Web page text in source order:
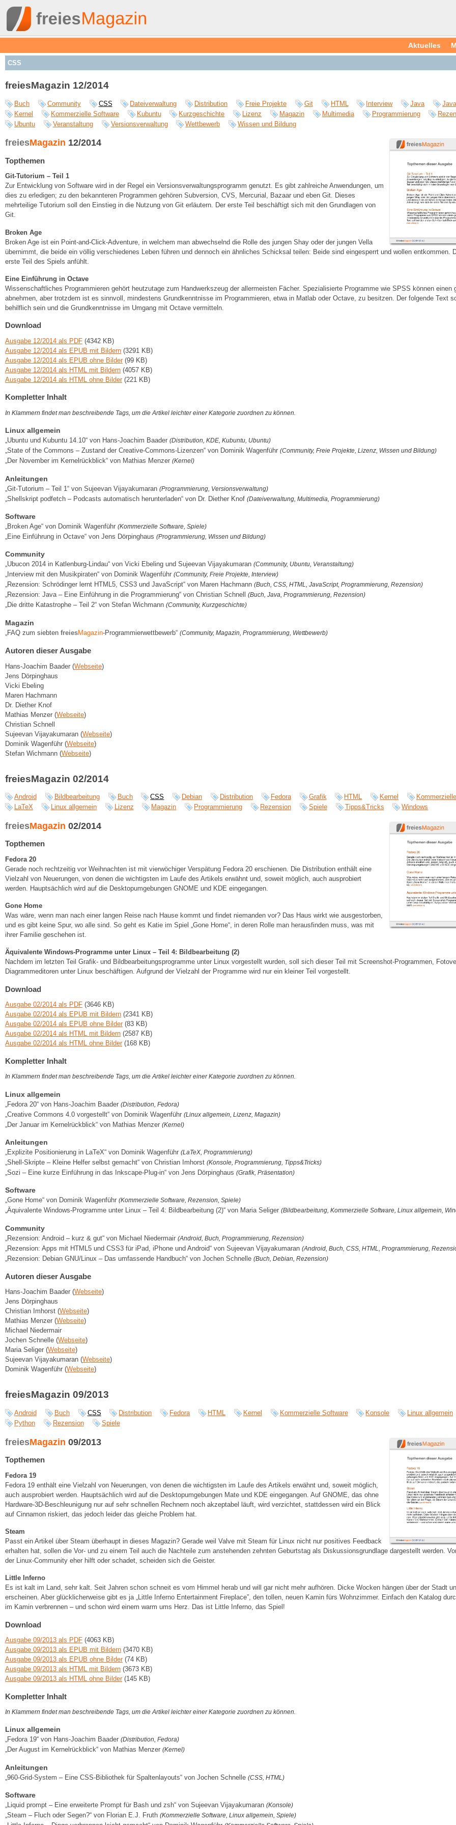
Aktuelles
CSS
freiesMagazin 12/2014
Buch Community CSS Dateiverwaltung Distribution Freie Projekte Git HTML Interview Java
Kernel
Kommerzielle Software Kubuntu Kurzgeschichte Lizenz Magazin Multimedia Programmierung
Ubuntu
Veranstaltung Versionsverwaltung Wettbewerb Wissen und Bildung
freiesMagazin 12/2014
Topthemen
Git-Tutorium – Teil 1
Zur Entwicklung von Software wird in der Regel ein Versionsverwaltungsprogramm genutzt. Es gibt zahlreiche Anwendungen, um
dies zu erledigen; zu den bekannteren Programmen gehören Subversion, CVS, Mercurial, Bazaar und eben Git. Dieses
mehrteilige Tutorium soll den Einstieg in die Nutzung von Git erläutern. Der erste Teil beschäftigt sich mit den Grundlagen von
Git.
Broken Age
Broken Age ist ein Point-and-Click-Adventure, in welchem man abwechselnd die Rolle des jungen Shay oder der jungen Vella
übernimmt, die beide ein völlig verschiedenes Leben führen und dennoch ein ähnliches Schicksal teilen: Beide sind eingesperrt und wollen entkommen.
erste Teil des Spiels anfühlt.
Eine Einführung in Octave
Wissenschaftliches Programmieren gehört heutzutage zum Handwerkszeug der allermeisten Fächer. Spezialisierte Programme wie SPSS können einen
abnehmen, aber trotzdem ist es sinnvoll, mindestens Grundkenntnisse im Programmieren, etwa in Matlab oder Octave, zu besitzen. Der folgende Text
behilflich sein und die Grundkenntnisse im Umgang mit Octave vermitteln.
Download
Ausgabe 12/2014 als PDF (4342 KB)
Ausgabe 12/2014 als EPUB mit Bildern (3291 KB)
Ausgabe 12/2014 als EPUB ohne Bilder(99 KB)
Ausgabe 12/2014 als HTML mit Bildern (4057 KB)
Ausgabe 12/2014 als HTML ohne Bilder(221 KB)
Kompletter Inhalt
In Klammern findet man beschreibende Tags, um die Artikel leichter einer Kategorie zuordnen zu können.
Linux allgemein
„Ubuntu und Kubuntu 14.10“ von Hans-Joachim Baader (Distribution, KDE, Kubuntu, Ubuntu)
„State of the Commons – Zustand der Creative-Commons-Lizenzen“ von Dominik Wagenführ (Community, Freie Projekte, Lizenz, Wissen und Bildung)
„Der November im Kernelrückblick“ von Mathias Menzer (Kernel)
Anleitungen
„Git-Tutorium – Teil 1“ von Sujeevan Vijayakumaran (Programmierung, Versionsverwaltung)
„Shellskript podfetch – Podcasts automatisch herunterladen“ von Dr. Diether Knof (Dateiverwaltung, Multimedia, Programmierung)
Software
„Broken Age“ von Dominik Wagenführ (Kommerzielle Software, Spiele)
„Eine Einführung in Octave“ von Jens Dörpinghaus (Programmierung, Wissen und Bildung)
Community
„Ubucon 2014 in Katlenburg-Lindau“ von Vicki Ebeling und Sujeevan Vijayakumaran (Community, Ubuntu, Veranstaltung)
„Interview mit den Musikpiraten“ von Dominik Wagenführ (Community, Freie Projekte, Interview)
„Rezension: Schrödinger lernt HTML5, CSS3 und JavaScript“ von Maren Hachmann (Buch, CSS, HTML, JavaScript, Programmierung, Rezension)
„Rezension: Java – Eine Einführung in die Programmierung“ von Christian Schnell (Buch, Java, Programmierung, Rezension)
„Die dritte Katastrophe – Teil 2“ von Stefan Wichmann (Community, Kurzgeschichte)
Magazin
„FAQ zum siebten freiesMagazin-Programmierwettbewerb“ (Community, Magazin, Programmierung, Wettbewerb)
Autoren dieser Ausgabe
Hans-Joachim Baader (Webseite)
Jens Dörpinghaus
Vicki Ebeling
Maren Hachmann
Dr. Diether Knof
Mathias Menzer (Webseite)
Christian Schnell
Sujeevan Vijayakumaran (Webseite)
Dominik Wagenführ (Webseite)
Stefan Wichmann (Webseite)
freiesMagazin 02/2014
Android Bildbearbeitung Buch CSS Debian Distribution Fedora Grafik HTML Kernel
LaTeX
Linux allgemein Lizenz Magazin Programmierung Rezension Spiele Tipps&Tricks Windows
freiesMagazin 02/2014
Topthemen
Fedora 20
Gerade noch rechtzeitig vor Weihnachten ist mit vierwöchiger Verspätung Fedora 20 erschienen. Die Distribution enthält eine
Vielzahl von Neuerungen, von denen die wichtigsten im Laufe des Artikels erwähnt und, soweit möglich, auch ausprobiert
werden. Hauptsächlich wird auf die Desktopumgebungen GNOME und KDE eingegangen.
Gone Home
Was wäre, wenn man nach einer langen Reise nach Hause kommt und findet niemanden vor? Das Haus wirkt wie ausgestorben,
und es gibt keine Spur, wo alle sind. So geht es Katie im Spiel „Gone Home“, in deren Rolle man herausfinden muss, was mit
ihrer Familie geschehen ist.
Äquivalente Windows-Programme unter Linux – Teil 4: Bildbearbeitung (2)
Nachdem im letzten Teil Grafik- und Bildbearbeitungsprogramme unter Linux vorgestellt wurden, soll sich dieser Teil mit Screenshot-Programmen,
Diagrammeditoren unter Linux beschäftigen. Aufgrund der Vielzahl der Programme wird nur ein kleiner Teil vorgestellt.
Download
Ausgabe 02/2014 als PDF (3646 KB)
Ausgabe 02/2014 als EPUB mit Bildern (2341 KB)
Ausgabe 02/2014 als EPUB ohne Bilder(83 KB)
Ausgabe 02/2014 als HTML mit Bildern (2587 KB)
Ausgabe 02/2014 als HTML ohne Bilder(168 KB)
Kompletter Inhalt
In Klammern findet man beschreibende Tags, um die Artikel leichter einer Kategorie zuordnen zu können.
Linux allgemein
„Fedora 20“ von Hans-Joachim Baader (Distribution, Fedora)
„Creative Commons 4.0 vorgestellt“ von Dominik Wagenführ (Linux allgemein, Lizenz, Magazin)
„Der Januar im Kernelrückblick“ von Mathias Menzer (Kernel)
Anleitungen
„Explizite Positionierung in LaTeX“ von Dominik Wagenführ (LaTeX, Programmierung)
„Shell-Skripte – Kleine Helfer selbst gemacht“ von Christian Imhorst (Konsole, Programmierung, Tipps&Tricks)
„Sozi – Eine kurze Einführung in das Inkscape-Plug-in“ von Jens Dörpinghaus (Grafik, Präsentation)
Software
„Gone Home“ von Dominik Wagenführ (Kommerzielle Software, Rezension, Spiele)
„Äquivalente Windows-Programme unter Linux – Teil 4: Bildbearbeitung (2)“ von Maria Seliger (Bildbearbeitung, Kommerzielle Software, Linux allgemein,
Community
„Rezension: Android – kurz & gut“ von Michael Niedermair (Android, Buch, Programmierung, Rezension)
„Rezension: Apps mit HTML5 und CSS3 für iPad, iPhone und Android“ von Sujeevan Vijayakumaran (Android, Buch, CSS, HTML, Programmierung,
„Rezension: Debian GNU/Linux – Das umfassende Handbuch“ von Jochen Schnelle (Buch, Debian, Rezension)
Autoren dieser Ausgabe
Hans-Joachim Baader (Webseite)
Jens Dörpinghaus
Christian Imhorst (Webseite)
Mathias Menzer (Webseite)
Michael Niedermair
Jochen Schnelle (Webseite)
Maria Seliger (Webseite)
Sujeevan Vijayakumaran (Webseite)
Dominik Wagenführ (Webseite)
freiesMagazin 09/2013
Android Buch CSS Distribution Fedora HTML Kernel Kommerzielle Software Konsole Linux allgemein
Python
Rezension Spiele
freiesMagazin 09/2013
Topthemen
Fedora 19
Fedora 19 enthält eine Vielzahl von Neuerungen, von denen die wichtigsten im Laufe des Artikels erwähnt und, soweit möglich,
auch ausprobiert werden. Hauptsächlich wird auf die Desktopumgebungen Mate und KDE eingegangen. Auf GNOME, das ohne
Hardware-3D-Beschleunigung nur auf sehr schnellen Rechnern noch akzeptabel läuft, wird verzichtet, stattdessen wird ein Blick
auf Cinnamon riskiert, das jedoch leider das gleiche Problem hat.
Steam
Passt ein Artikel über Steam überhaupt in dieses Magazin? Gerade weil Valve mit Steam für Linux nicht nur positives Feedback
erhalten hat, sollen die Vor- und zu einem Teil auch die Nachteile zum anstehenden zehnten Geburtstag als Diskussionsgrundlage dargestellt werden.
der Linux-Community eher hilft oder schadet, scheiden sich die Geister.
Little Inferno
Es ist kalt im Land, sehr kalt. Seit Jahren schon schneit es vom Himmel herab und will gar nicht mehr aufhören. Dicke Wocken hängen über der Stadt
erscheinen. Aber glücklicherweise gibt es ja „Little Inferno Entertainment Fireplace”, den tollen, neuen Kamin fürs Wohnzimmer. Einfach den Katalog
im Kamin verbrennen – und schon wird einem warm ums Herz. Das ist Little Inferno, das Spiel!
Download
Ausgabe 09/2013 als PDF (4063 KB)
Ausgabe 09/2013 als EPUB mit Bildern (3470 KB)
Ausgabe 09/2013 als EPUB ohne Bilder(74 KB)
Ausgabe 09/2013 als HTML mit Bildern (3673 KB)
Ausgabe 09/2013 als HTML ohne Bilder(145 KB)
Kompletter Inhalt
In Klammern findet man beschreibende Tags, um die Artikel leichter einer Kategorie zuordnen zu können.
Linux allgemein
„Fedora 19“ von Hans-Joachim Baader (Distribution, Fedora)
„Der August im Kernelrückblick“ von Mathias Menzer (Kernel)
Anleitungen
„960-Grid-System – Eine CSS-Bibliothek für Spaltenlayouts“ von Jochen Schnelle (CSS, HTML)
Software
„Liquid prompt – Eine erweiterte Prompt für Bash und zsh“ von Sujeevan Vijayakumaran (Konsole)
„Steam – Fluch oder Segen?“ von Florian E.J. Fruth (Kommerzielle Software, Linux allgemein, Spiele)